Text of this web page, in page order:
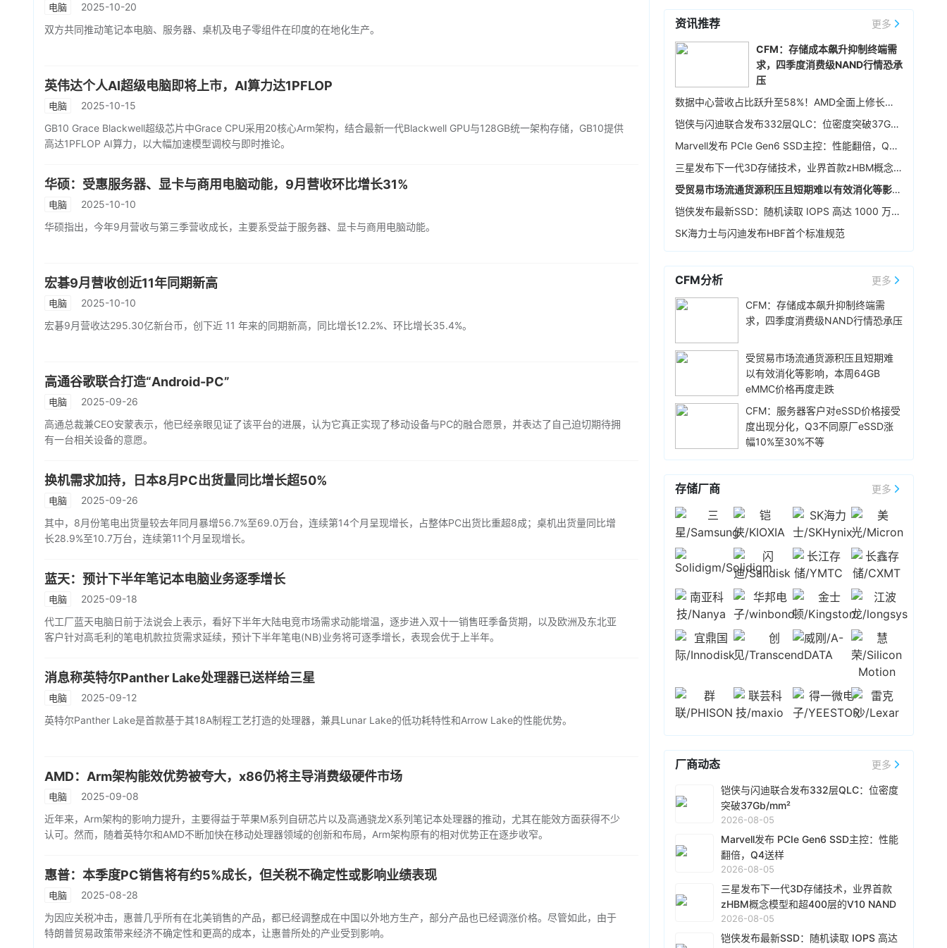
电脑
2025-10-20
双方共同推动笔记本电脑、服务器、桌机及电子零组件在印度的在地化生产。
英伟达个人AI超级电脑即将上市，AI算力达1PFLOP
电脑
2025-10-15
GB10 Grace Blackwell超级芯片中Grace CPU采用20核心Arm架构，结合最新一代Blackwell GPU与128GB统一架构存储，GB10提供
高达1PFLOP AI算力，以大幅加速模型调校与即时推论。
华硕：受惠服务器、显卡与商用电脑动能，9月营收环比增长31%
电脑
2025-10-10
华硕指出，今年9月营收与第三季营收成长，主要系受益于服务器、显卡与商用电脑动能。
宏碁9月营收创近11年同期新高
电脑
2025-10-10
宏碁9月营收达295.30亿新台币，创下近 11 年来的同期新高，同比增长12.2%、环比增长35.4%。
高通谷歌联合打造“Android-PC”
电脑
2025-09-26
高通总裁兼CEO安蒙表示，他已经亲眼见证了该平台的进展，认为它真正实现了移动设备与PC的融合愿景，并表达了自己迫切期待拥
有一台相关设备的意愿。
换机需求加持，日本8月PC出货量同比增长超50%
电脑
2025-09-26
其中，8月份笔电出货量较去年同月暴增56.7%至69.0万台，连续第14个月呈现增长，占整体PC出货比重超8成；桌机出货量同比增
长28.9%至10.7万台，连续第11个月呈现增长。
蓝天：预计下半年笔记本电脑业务逐季增长
电脑
2025-09-18
代工厂蓝天电脑日前于法说会上表示，看好下半年大陆电竞市场需求动能增温，逐步进入双十一销售旺季备货期，以及欧洲及东北亚
客户针对高毛利的笔电机款拉货需求延续，预计下半年笔电(NB)业务将可逐季增长，表现会优于上半年。
消息称英特尔Panther Lake处理器已送样给三星
电脑
2025-09-12
英特尔Panther Lake是首款基于其18A制程工艺打造的处理器，兼具Lunar Lake的低功耗特性和Arrow Lake的性能优势。
AMD：Arm架构能效优势被夸大，x86仍将主导消费级硬件市场
电脑
2025-09-08
近年来，Arm架构的影响力提升，主要得益于苹果M系列自研芯片以及高通骁龙X系列笔记本处理器的推动，尤其在能效方面获得不少
认可。然而，随着英特尔和AMD不断加快在移动处理器领域的创新和布局，Arm架构原有的相对优势正在逐步收窄。
惠普：本季度PC销售将有约5%成长，但关税不确定性或影响业绩表现
电脑
2025-08-28
为因应关税冲击，惠普几乎所有在北美销售的产品，都已经调整成在中国以外地方生产，部分产品也已经调涨价格。尽管如此，由于
特朗普贸易政策带来经济不确定性和更高的成本，让惠普所处的产业受到影响。
54349.12点；纳指跌0.83%，报26363.44点；
标普500指数跌0.17%，报7723.55点。其中，大
C均跌超4%，高通跌超3%，微软、亚马逊跌超
1%，英伟达涨超3%，苹果涨0.52%；存储板块多
数收跌，闪迪、西部数据跌超5%，SK海力士跌超
2%，希捷跌0.91%，美光涨0.06%。
5小时前 08:46
闪迪发布截至2026年7月3日的2026财年第四季
度财报：营收89.7亿美元，环比增长51%，超出
指引上限。环比业绩增长中约三分之一来自出货
量的增加，三分之二来自产品价格的上涨。非
GAAP下净利润61.62亿美元，环比增长68%。继
今年4月财报电话会议上宣布签署5份新业务模式
协议，其中包括3份与新客户的NBM协议，以及2
份对现有协议的扩展。本财季预计营收103.0亿美
19小时前 18:51
推进上市前融资项目，为在纳斯达克 IPO 做前期
准备。报道称，Solidigm 计划以 50 万亿韩元
韩元的资金。现已选定摩根士丹利和高盛作为主
承销商，并正向全球另类资产管理公司及海外主
19小时前 18:49
2027 年的芯片制造合同价格还将进一步上涨，调
整幅度不会比 2026 年低。AI 相关产品在该司整
下半年的双位数百分比，全年整体将达 10% 及以
上，份额较去年增长近一倍；明年 AI 对世界先进
绝对营收和营收占比的贡献还将进一步走高。
19小时前 18:47
能设备的制造成本压力。然而，双方在移动
面对苹果的压价诉求，长鑫存储予以拒绝，并表
态其内存采购报价将坚持与三星电子和SK海力士
20小时前 17:56
华为常务董事、产品投资评审委员会主任、终端
BG 董事长余承东表示，内存高昂涨价，手机之后
可能都要大规模涨价，否则原本的价格都在亏损
销售。上月中旬，华为 nova 15 系列已完成新一
轮价格调整，全系各存储版本均上调 300 元，调
整后起售价达 2999 元。
21小时前 16:59
乘联分会数据显示，初步统计，7月1-31日，全国
乘用车市场零售150.6万辆，同比去年同期下降
18%，较上月同期下降6%，今年以来累计零售
1,020.7万辆，同比下降20%；7月1-31日，全国
乘用车厂商批发224.1万辆，同比去年同期增长
22小时前 15:52
鸿海7月营收达9465亿元（新台币，下同），环
比增长15.18%，同比增长54.19%，创历年同期与
单月新高，也是单月营收首度超过九千亿门槛。
累计1-7月营收为5.5894万亿，同比增长
37.89%，为历年同期最高。
22小时前 15:49
南亚科技公告2026年7月营收438.68亿元（新台
币，下同），环比增长49.27%，同比大增
增长660.87%。
22小时前 15:45
利基型存储厂商晶豪科7月合并营收67.85亿元
（新台币，下同），环比增长40.02%、同比大增
491.06%，再创单月新高；累计1-7月营收
高。晶豪科对下半年营运维持乐观看法，第三季
存储价格在第二季大幅上涨后，可望维持高档或
小幅走升，加上成熟制程供给仍然吃紧，产品售
价维持高档，预期下半年营收仍有机会优于上半
年。
22小时前 15:36
近日，中微半导体设备（上海）股份有限公司完
成工商变更，注册资本由约6.26亿元人民币增至
23小时前 15:09
根据Counterpoint Research最新研究报告，
史以来最高的第二季度收入纪录。收入与销量脱
比增长17%至400美元，创下第二季度新高。ASP
上涨主要是因为消费者持续向高端市场转型和
Android OEM厂商普遍因内存涨价提高产品价
格。由于内存短缺和成本上涨短期内难以缓解，
预计OEM厂商将继续提价，并将产品组合转向更
高价值的产品线。预计智能手机在2026年下半年
ASP也将继续上涨。
23小时前 14:51
Bravera SC6 (MV-SF1410) PCIe Gen6 SSD控
制器芯片，该产品预计将于今年第四季度开始送
样。Bravera SC6 主控旨在显著提升 AI 推理的存
储性能。它能够将更多的 KV Cache 从高带宽内
存（HBM）迁移至 SSD，从而有效提高整体基础
架构的运行效率。
铠侠与闪迪联合宣布，正式推出其新一代QLC 3D
闪存技术。相较于上一代（第八代）产品，位密
速率达到4.8 Gb/s，在位密度、性能及能效方面
均树立了全新的行业标杆。
23小时前 14:50
CFM预计，受终端需求疲软削弱下游承接意愿，
叠加QLC SSD加速导入等因素影响，四季度消费
级NAND Flash及SSD合约价上涨动能已基本枯
资讯推荐 更多
CFM：存储成本飙升抑制终端需
求，四季度消费级NAND行情恐承
压
数据中心营收占比跃升至58%！AMD全面上修长期财务指引，2027年该板块营收将翻倍
铠侠与闪迪联合发布332层QLC：位密度突破37Gb/mm²
Marvell发布 PCIe Gen6 SSD主控：性能翻倍，Q4送样
三星发布下一代3D存储技术，业界首款zHBM概念模型和超400层的V10 NAND亮相
受贸易市场流通货源积压且短期难以有效消化等影响，本周64GB eMMC价格再度走跌
铠侠发布最新SSD：随机读取 IOPS 高达 1000 万，未来冲击1亿 IOPS
SK海力士与闪迪发布HBF首个标准规范
CFM分析 更多
CFM：存储成本飙升抑制终端需
求，四季度消费级NAND行情恐承压
受贸易市场流通货源积压且短期难
以有效消化等影响，本周64GB
eMMC价格再度走跌
CFM：服务器客户对eSSD价格接受
度出现分化，Q3不同原厂eSSD涨
幅10%至30%不等
存储厂商 更多
厂商动态 更多
铠侠与闪迪联合发布332层QLC：位密度
突破37Gb/mm²
2026-08-05
Marvell发布 PCIe Gen6 SSD主控：性能
翻倍，Q4送样
2026-08-05
三星发布下一代3D存储技术，业界首款
zHBM概念模型和超400层的V10 NAND
亮相
2026-08-05
铠侠发布最新SSD：随机读取 IOPS 高达